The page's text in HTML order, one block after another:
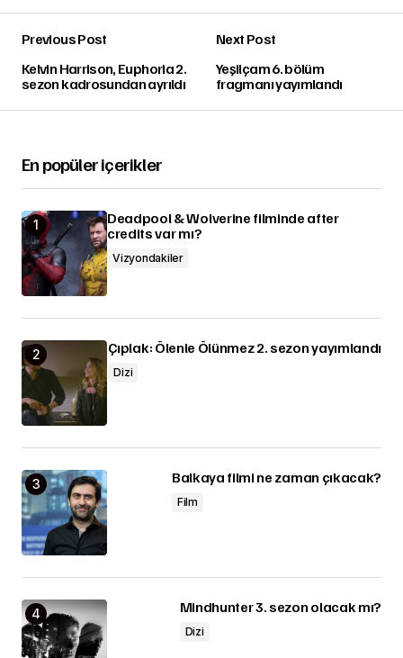
Previous Post
Kelvin Harrison, Euphoria 2.
sezon kadrosundan ayrıldı
Next Post
Yeşilçam 6. bölüm
fragmanı yayımlandı
En popüler içerikler
Deadpool & Wolverine filminde after
credits var mı?
Vizyondakiler
Çıplak: Ölenle Ölünmez 2. sezon yayımlandı
Dizi
Balkaya filmi ne zaman çıkacak?
Film
Mindhunter 3. sezon olacak mı?
Dizi